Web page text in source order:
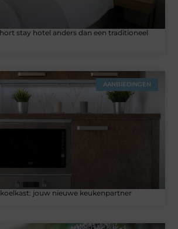
stay hotel anders dan een traditioneel
AANBIEDINGEN
jouw nieuwe keukenpartner